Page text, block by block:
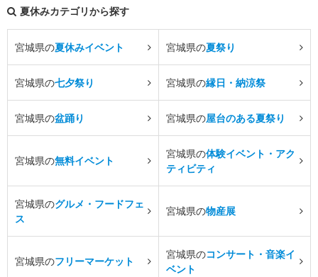
夏休みカテゴリから探す
宮城県の夏休みイベント 宮城県の夏祭り
宮城県の七夕祭り 宮城県の縁日・納涼祭
宮城県の盆踊り 宮城県の屋台のある夏祭り
宮城県の無料イベント
宮城県の体験イベント・アク
ティビティ
宮城県のグルメ・フードフェ
ス
宮城県の物産展
宮城県のフリーマーケット
宮城県のコンサート・音楽イ
ベント